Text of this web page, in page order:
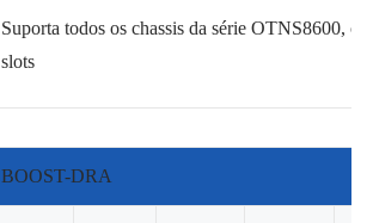
Suporta todos os chassis da série OTNS8600,
slots
BOOST-DRA